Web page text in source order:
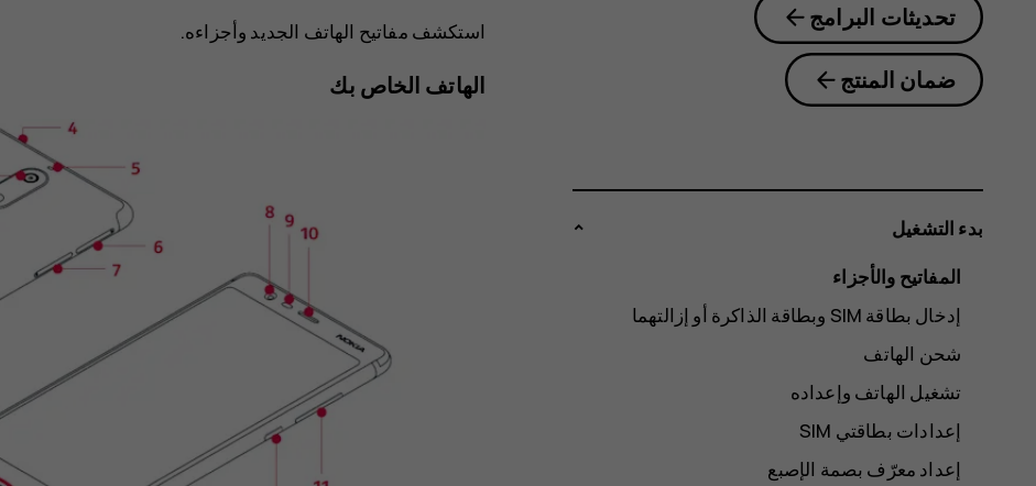
استكشف مفاتيح الهاتف الجديد وأجزاءه.
الهاتف الخاص بك
تحديثات البرامج
ضمان المنتج
بدء التشغيل
المفاتيح والأجزاء
شحن الهاتف
تشغيل الهاتف وإعداده
إعدادات بطاقتي SIM
إعداد معرّف بصمة الإصبع